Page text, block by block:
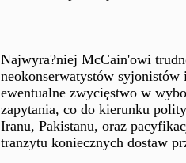
Najwyra?niej McCain'owi
neokonserwatystów
ewentualne zwycięstwo w
zapytania, co do kierunku
Iranu, Pakistanu, oraz
tranzytu koniecznych dostaw